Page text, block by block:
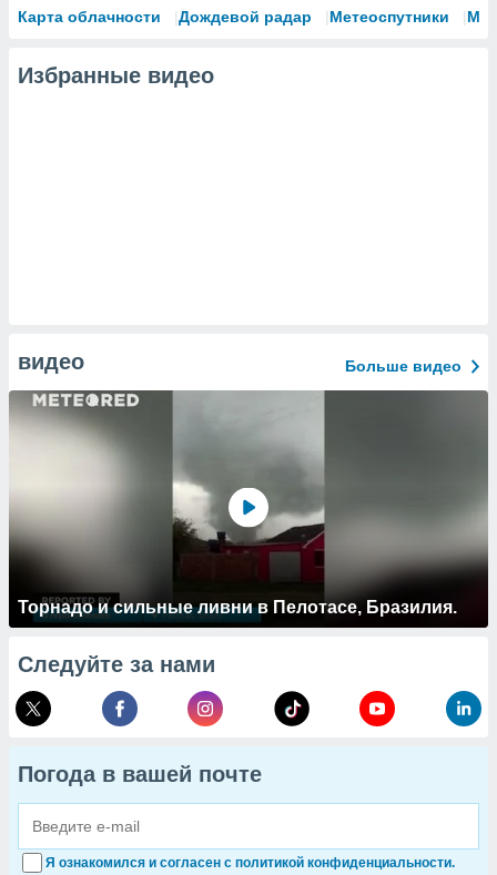
Карта облачности Дождевой радар Метеоспутники
Избранные видео
видео Больше видео
Торнадо и сильные ливни в Пелотасе, Бразилия.
Следуйте за нами
Погода в вашей почте
Я ознакомился и согласен с политикой конфиденциальности.